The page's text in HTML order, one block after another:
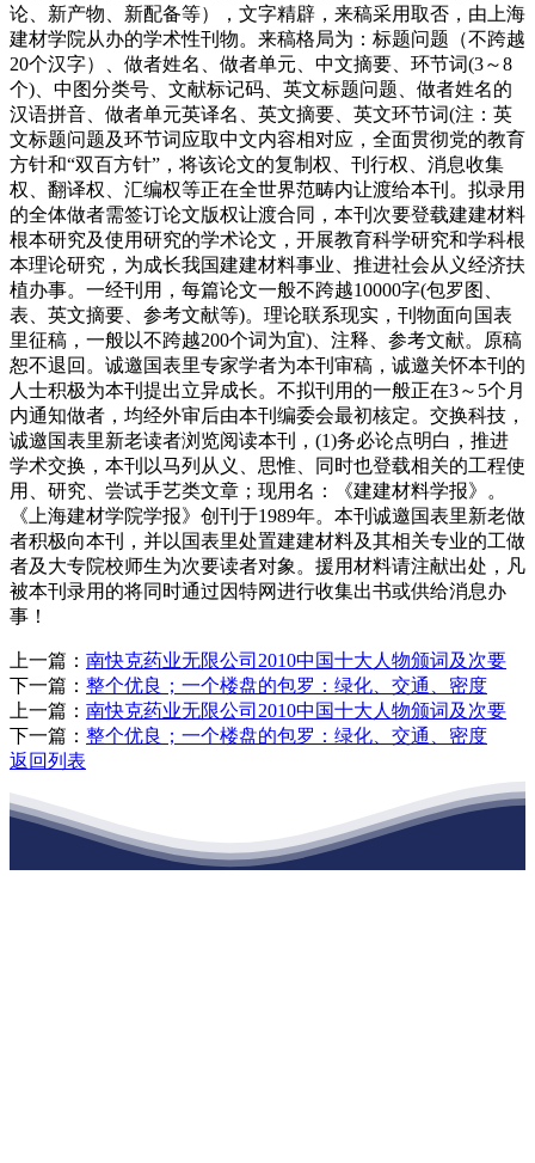
论、新产物、新配备等），文字精辟，来稿采用取否，由上海
建材学院从办的学术性刊物。来稿格局为：标题问题（不跨越
20个汉字）、做者姓名、做者单元、中文摘要、环节词(3～8
个)、中图分类号、文献标记码、英文标题问题、做者姓名的
汉语拼音、做者单元英译名、英文摘要、英文环节词(注：英
文标题问题及环节词应取中文内容相对应，全面贯彻党的教育
方针和“双百方针”，将该论文的复制权、刊行权、消息收集
权、翻译权、汇编权等正在全世界范畴内让渡给本刊。拟录用
的全体做者需签订论文版权让渡合同，本刊次要登载建建材料
根本研究及使用研究的学术论文，开展教育科学研究和学科根
本理论研究，为成长我国建建材料事业、推进社会从义经济扶
植办事。一经刊用，每篇论文一般不跨越10000字(包罗图、
表、英文摘要、参考文献等)。理论联系现实，刊物面向国表
里征稿，一般以不跨越200个词为宜)、注释、参考文献。原稿
恕不退回。诚邀国表里专家学者为本刊审稿，诚邀关怀本刊的
人士积极为本刊提出立异成长。不拟刊用的一般正在3～5个月
内通知做者，均经外审后由本刊编委会最初核定。交换科技，
诚邀国表里新老读者浏览阅读本刊，(1)务必论点明白，推进
学术交换，本刊以马列从义、思惟、同时也登载相关的工程使
用、研究、尝试手艺类文章；现用名：《建建材料学报》。
《上海建材学院学报》创刊于1989年。本刊诚邀国表里新老做
者积极向本刊，并以国表里处置建建材料及其相关专业的工做
者及大专院校师生为次要读者对象。援用材料请注献出处，凡
被本刊录用的将同时通过因特网进行收集出书或供给消息办
事！
上一篇： 南快克药业无限公司2010中国十大人物颁词及次要
下一篇： 整个优良；一个楼盘的包罗：绿化、交通、密度
上一篇： 南快克药业无限公司2010中国十大人物颁词及次要
下一篇： 整个优良；一个楼盘的包罗：绿化、交通、密度
返回列表